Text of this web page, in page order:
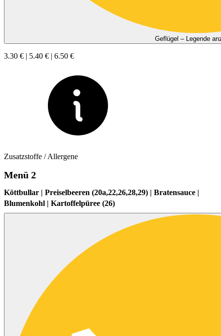
Geflügel – Legende
3.30 € | 5.40 € | 6.50 €
Zusatzstoffe / Allergene
Menü 2
Köttbullar | Preiselbeeren (20a,22,26,28,29) | Bratensauce |
Blumenkohl | Kartoffelpüree (26)